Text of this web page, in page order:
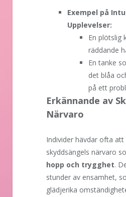
Exempel på
Upplevelser:
En plötslig
räddande
En tanke
det blåa
på ett
Erkännande av
Närvaro
Individer hävdar ofta att
skyddsängels närvaro
hopp och trygghet.
stunder av ensamhet,
glädjerika